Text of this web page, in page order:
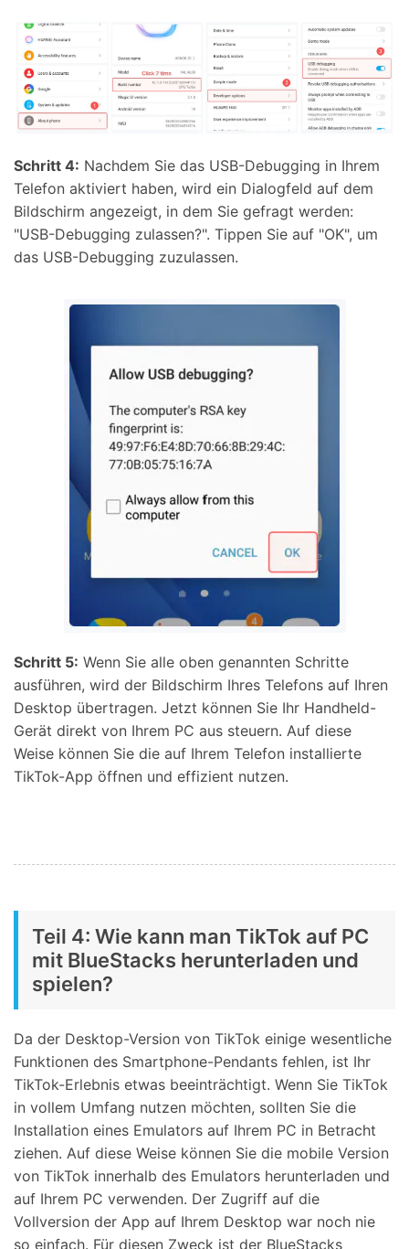
Schritt 4: Nachdem Sie das USB-Debugging in Ihrem
Telefon aktiviert haben, wird ein Dialogfeld auf dem
Bildschirm angezeigt, in dem Sie gefragt werden:
"USB-Debugging zulassen?". Tippen Sie auf "OK", um
das USB-Debugging zuzulassen.
Schritt 5: Wenn Sie alle oben genannten Schritte
ausführen, wird der Bildschirm Ihres Telefons auf Ihren
Desktop übertragen. Jetzt können Sie Ihr Handheld-
Gerät direkt von Ihrem PC aus steuern. Auf diese
Weise können Sie die auf Ihrem Telefon installierte
TikTok-App öffnen und effizient nutzen.
Teil 4: Wie kann man TikTok auf PC
mit BlueStacks herunterladen und
spielen?
Da der Desktop-Version von TikTok einige wesentliche
Funktionen des Smartphone-Pendants fehlen, ist Ihr
TikTok-Erlebnis etwas beeinträchtigt. Wenn Sie TikTok
in vollem Umfang nutzen möchten, sollten Sie die
Installation eines Emulators auf Ihrem PC in Betracht
ziehen. Auf diese Weise können Sie die mobile Version
von TikTok innerhalb des Emulators herunterladen und
auf Ihrem PC verwenden. Der Zugriff auf die
Vollversion der App auf Ihrem Desktop war noch nie
so einfach. Für diesen Zweck ist der BlueStacks